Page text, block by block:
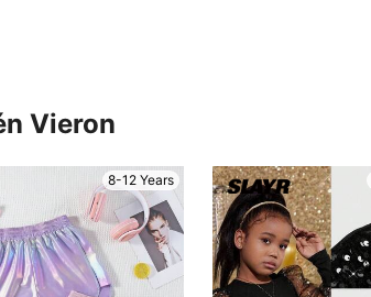
Vieron
8-12 Years